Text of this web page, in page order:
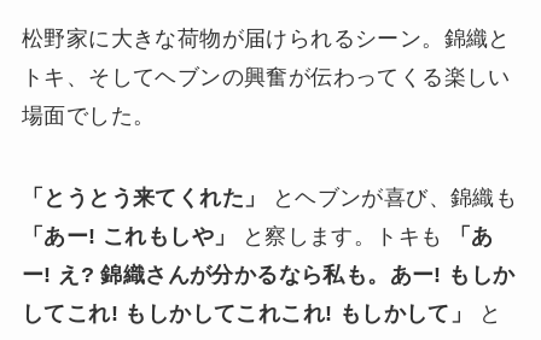
松野家に大きな荷物が届けられるシーン。錦織と
トキ、そしてヘブンの興奮が伝わってくる楽しい
場面でした。
「とうとう来てくれた」
とヘブンが喜び、錦織も
「あー! これもしや」
と察します。トキも
「あ
ー! え? 錦織さんが分かるなら私も。あー! もしか
してこれ! もしかしてこれこれ! もしかして」
と